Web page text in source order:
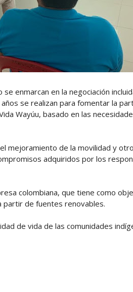
enmarcan en la negociación
se realizan para fomentar la
Wayúu, basado en las
mejoramiento de la movilidad y
adquiridos por los
colombiana, que tiene como
partir de fuentes renovables.
de vida de las comunidades